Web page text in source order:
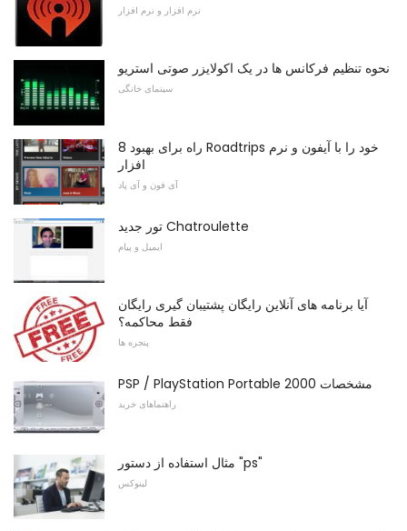
نرم افزار و نرم افزار
نحوه تنظیم فرکانس ها در یک اکولایزر صوتی استریو
سینمای خانگی
8 راه برای بهبود Roadtrips خود را با آیفون و نرم
افزار
آی فون و آی پاد
تور جدید Chatroulette
ایمیل و پیام
آیا برنامه های آنلاین رایگان پشتیبان گیری رایگان
فقط محاکمه؟
پنجره ها
PSP / PlayStation Portable 2000 مشخصات
راهنماهای خرید
مثال استفاده از دستور "ps"
لینوکس